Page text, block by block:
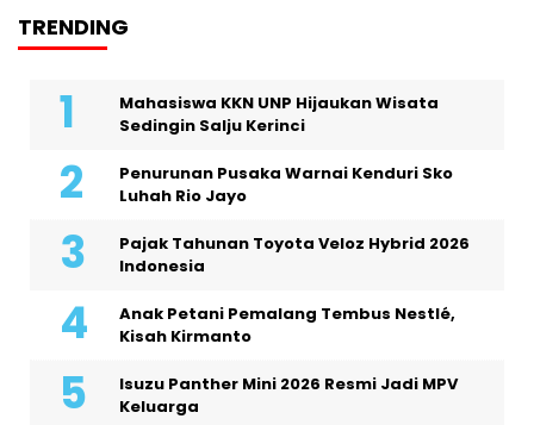
TRENDING
Mahasiswa KKN UNP Hijaukan Wisata
Sedingin Salju Kerinci
Penurunan Pusaka Warnai Kenduri Sko
Luhah Rio Jayo
Pajak Tahunan Toyota Veloz Hybrid 2026
Indonesia
Anak Petani Pemalang Tembus Nestlé,
Kisah Kirmanto
Isuzu Panther Mini 2026 Resmi Jadi MPV
Keluarga